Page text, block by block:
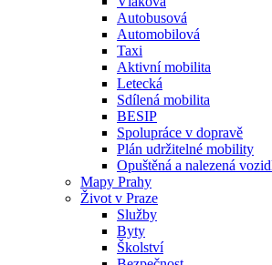
Autobusová
Automobilová
Taxi
Aktivní mobilita
Letecká
Sdílená mobilita
BESIP
Spolupráce v dopravě
Plán udržitelné mobility
Opuštěná a nalezená
Mapy Prahy
Život v Praze
Služby
Byty
Školství